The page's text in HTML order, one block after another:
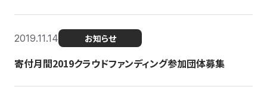
2019.11.14 お知らせ
寄付月間2019クラウドファンディング参加団体募集